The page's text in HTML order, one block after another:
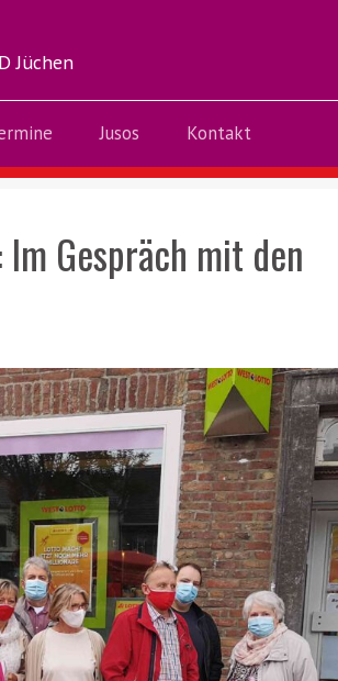
Jüchen
Jusos Kontakt
Gespräch mit den